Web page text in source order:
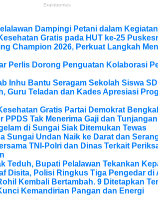
Dampingi Petani dalam
Gratis pada HUT ke-25
Champion 2026, Perkuat Langkah
Perlis Dorong Penguatan Kolaborasi
Inhu Bantu Seragam Sekolah Siswa
Guru Teladan dan Kades Apresiasi
Gratis Partai Demokrat
PPDS Tak Menerima Gaji dan Tunjangan
di Sungai Siak Ditemukan Tewas
Sungai Undan Naik ke Darat dan
TNI-Polri dan Dinas Terkait
Teduh, Bupati Pelalawan Tekankan
Disita, Polisi Ringkus Tiga Pengedar
Kembali Bertambah. 9 Ditetapkan
Kemandirian Pangan dan Energi